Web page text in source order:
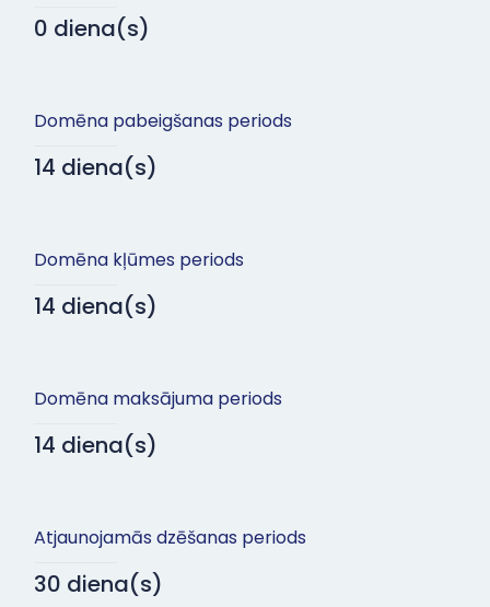
0 diena(s)
Domēna pabeigšanas periods
14 diena(s)
Domēna kļūmes periods
14 diena(s)
Domēna maksājuma periods
14 diena(s)
Atjaunojamās dzēšanas periods
30 diena(s)